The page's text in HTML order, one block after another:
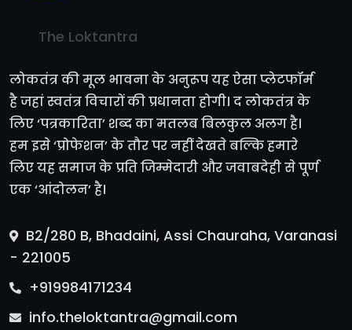
The Loktantra
लोकतंत्र की मूल भावना के अनुरूप यह ऐसा प्लेटफॉर्म
है जहां स्वतंत्र विचारों की प्रधानता होगी। द लोकतंत्र के
लिए ‘पत्रकारिता’ शब्द का मतलब बिलकुल अलग है।
हम इसे ‘प्रोफेशन’ के तौर पर नहीं देखते बल्कि हमारे
लिए यह समाज के प्रति जिम्मेदारी और जवाबदेही से पूर्ण
एक ‘आंदोलन’ है।
B2/280 B, Bhadaini, Assi Chauraha, Varanasi
- 221005
+919984171234
info.theloktantra@gmail.com